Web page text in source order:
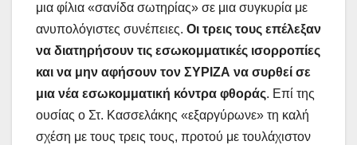
μια φίλια «σανίδα σωτηρίας» σε μια συγκυρία με
ανυπολόγιστες συνέπειες. Οι τρεις τους επέλεξαν
να διατηρήσουν τις εσωκομματικές ισορροπίες
και να μην αφήσουν τον ΣΥΡΙΖΑ να συρθεί σε
μια νέα εσωκομματική κόντρα φθοράς. Επί της
ουσίας ο Στ. Κασσελάκης «εξαργύρωνε» τη καλή
σχέση με τους τρεις τους, προτού με τουλάχιστον